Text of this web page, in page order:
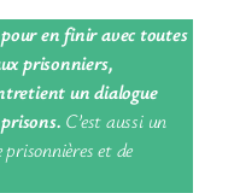
en finir avec toutes
prisonniers,
un dialogue
C’est aussi un
prisonnières et de